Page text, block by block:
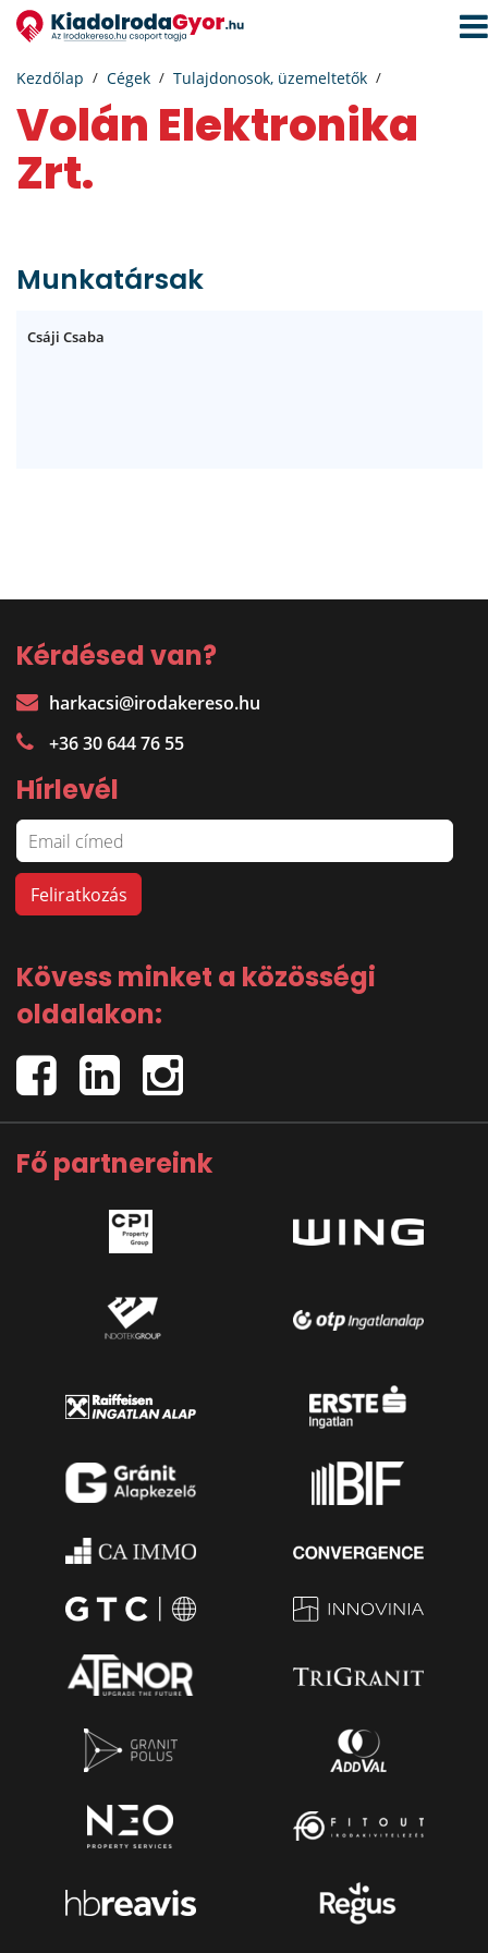
Kezdőlap Cégek Tulajdonosok, üzemeltetők
Volán Elektronika
Zrt.
Munkatársak
Csáji Csaba
Kérdésed van?
harkacsi@irodakereso.hu
+36 30 644 76 55
Hírlevél
Kövess minket a közösségi
oldalakon:
Fő partnereink